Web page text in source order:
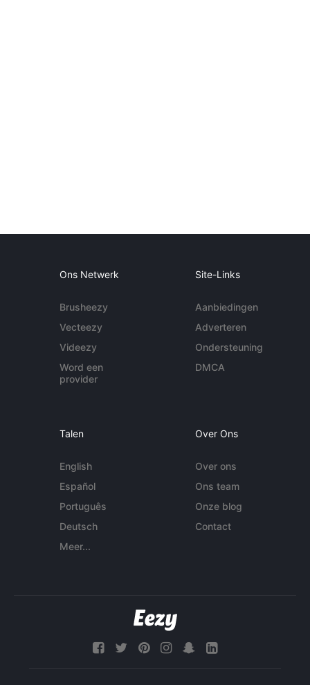
Ons Netwerk
Brusheezy
Vecteezy
Videezy
Word een
provider
Site-Links
Aanbiedingen
Adverteren
Ondersteuning
DMCA
Talen
English
Español
Português
Deutsch
Meer...
Over Ons
Over ons
Ons team
Onze blog
Contact